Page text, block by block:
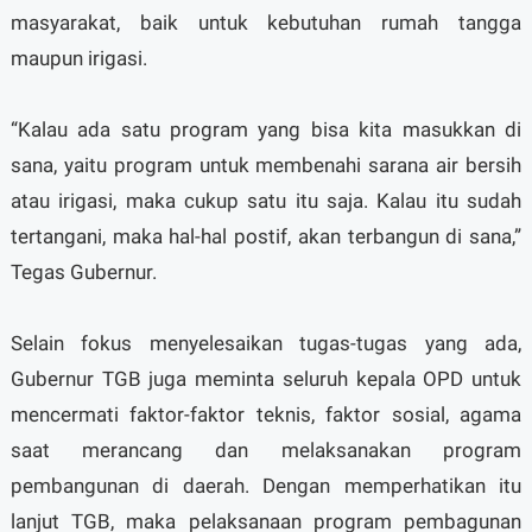
masyarakat, baik untuk kebutuhan rumah tangga
maupun irigasi.
“Kalau ada satu program yang bisa kita masukkan di
sana, yaitu program untuk membenahi sarana air bersih
atau irigasi, maka cukup satu itu saja. Kalau itu sudah
tertangani, maka hal-hal postif, akan terbangun di sana,”
Tegas Gubernur.
Selain fokus menyelesaikan tugas-tugas yang ada,
Gubernur TGB juga meminta seluruh kepala OPD untuk
mencermati faktor-faktor teknis, faktor sosial, agama
saat merancang dan melaksanakan program
pembangunan di daerah. Dengan memperhatikan itu
lanjut TGB, maka pelaksanaan program pembagunan